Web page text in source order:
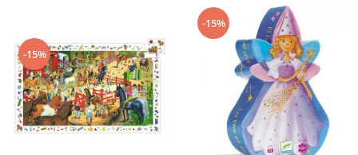
-15%
-15%